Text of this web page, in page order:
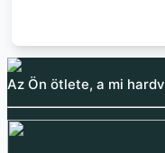
Az Ön ötlete, a mi